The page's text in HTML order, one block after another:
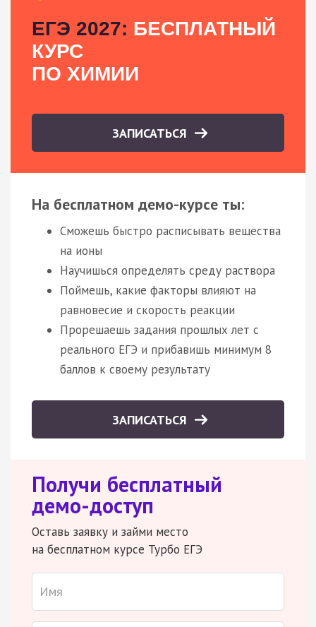
ЕГЭ 2027: БЕСПЛАТНЫЙ
КУРС
ПО ХИМИИ
ЗАПИСАТЬСЯ
На бесплатном демо-курсе ты:
Сможешь быстро расписывать вещества
на ионы
Научишься определять среду раствора
Поймешь, какие факторы влияют на
равновесие и скорость реакции
Прорешаешь задания прошлых лет с
реального ЕГЭ и прибавишь минимум 8
баллов к своему результату
ЗАПИСАТЬСЯ
Получи бесплатный
демо-доступ
Оставь заявку и займи место
на бесплатном курсе Турбо ЕГЭ